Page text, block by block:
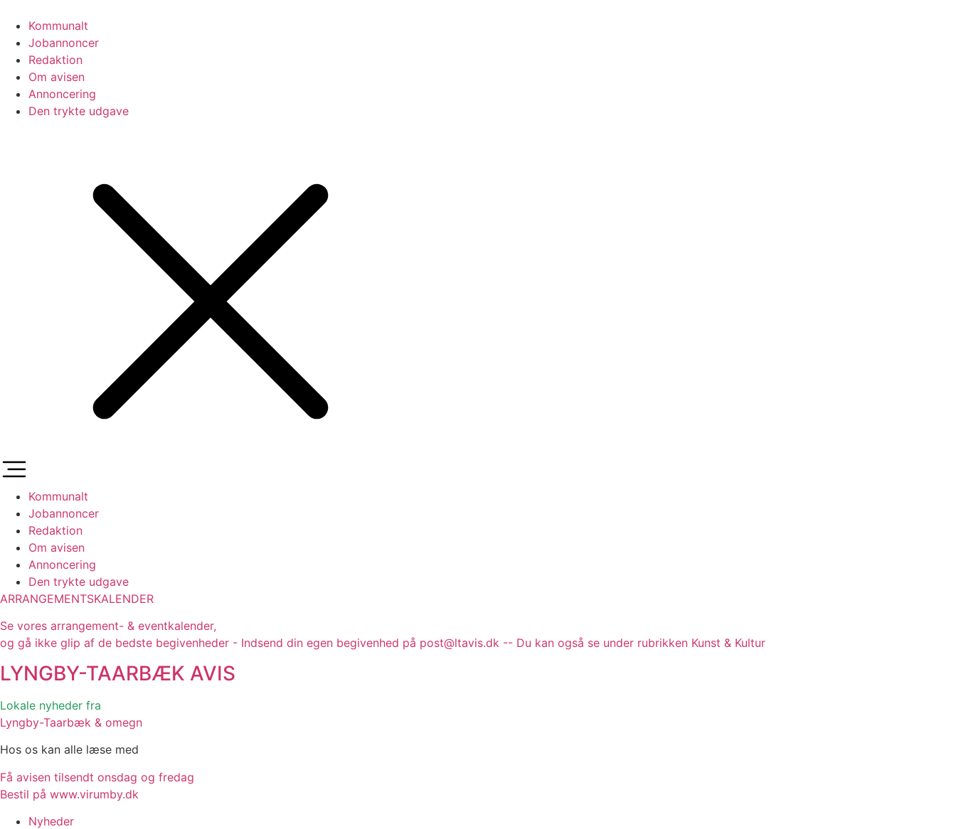
indhold
Kommunalt
Jobannoncer
Redaktion
Om avisen
Annoncering
Den trykte udgave
Kommunalt
Jobannoncer
Redaktion
Om avisen
Annoncering
Den trykte udgave
ARRANGEMENTSKALENDER
Se vores arrangement- & eventkalender,
og gå ikke glip af de bedste begivenheder - Indsend din egen begivenhed på post@ltavis.dk -- Du kan også se under rubrikken Kunst & Kultur
LYNGBY-TAARBÆK AVIS
Lokale nyheder fra
Lyngby-Taarbæk & omegn
Hos os kan alle læse med
Få avisen tilsendt onsdag og fredag
Bestil på www.virumby.dk
Nyheder